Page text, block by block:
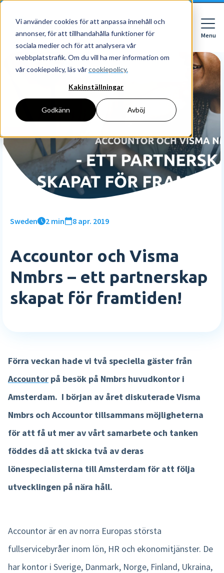
Vi använder cookies för att anpassa innehåll och
annonser, för att tillhandahålla funktioner för
sociala medier och för att analysera vår
webbplatstrafik. Om du vill ha mer information om
vår cookiepolicy, läs vårcookiepolicy.
Kakinställningar
Godkänn Avböj
Menu
Close
För vem
Företag
Redovisningsbyrå
Läs mer
Funktioner
Digital mapp
Digital signering
HR workflows
Performance
Mer HR funktioner »
Lön
Lönekörningskontroll
Löneworkflow
Körkontroll
Product tour
Integrationer
Nmbrs Marketplace
Upptäck
Resurser
Academy
Agenda
Karriär
Partnerskap
Support
Logga in
Sverige
English
Testa gratis
Sweden 2 min 8 apr. 2019
Accountor och Visma
Nmbrs – ett partnerskap
skapat för framtiden!
Förra veckan hade vi två speciella gäster från
Accountor på besök på Nmbrs huvudkontor i
Amsterdam. I början av året diskuterade Visma
Nmbrs och Accountor tillsammans möjligheterna
för att få ut mer av vårt samarbete och tanken
föddes då att skicka två av deras
lönespecialisterna till Amsterdam för att följa
utvecklingen på nära håll.
Accountor är en av norra Europas största
fullservicebyråer inom lön, HR och ekonomitjänster. De
har kontor i Sverige, Danmark, Norge, Finland, Ukraina,